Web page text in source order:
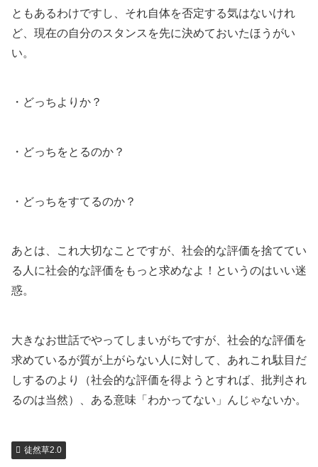
ともあるわけですし、それ自体を否定する気はないけれ
ど、現在の自分のスタンスを先に決めておいたほうがい
い。
・どっちよりか？
・どっちをとるのか？
・どっちをすてるのか？
あとは、これ大切なことですが、社会的な評価を捨ててい
る人に社会的な評価をもっと求めなよ！というのはいい迷
惑。
大きなお世話でやってしまいがちですが、社会的な評価を
求めているが質が上がらない人に対して、あれこれ駄目だ
しするのより（社会的な評価を得ようとすれば、批判され
るのは当然）、ある意味「わかってない」んじゃないか。
徒然草2.0